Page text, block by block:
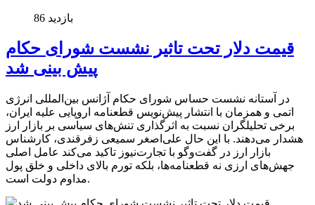
86 بازدید
قیمت دلار تحت تاثیر نشست شورای حکام
پیش بینی شد
در آستانه نشست حساس شورای حکام آژانس بین‌المللی انرژی
اتمی و همزمان با انتشار پیش‌نویس قطعنامه اروپایی علیه ایران،
برخی تحلیلگران نسبت به اثرگذاری تنش‌های سیاسی بر بازار ارز
هشدار می‌دهند. با این حال علی‌اصغر سمیعی‌ زفرقندی، کارشناس
بازار ارز در گفت‌وگو با تجارت‌نیوز تاکید می‌کند عامل اصلی
جهش‌های ارزی نه قطعنامه‌ها، بلکه تورم بالای داخلی و خلق پول
مداوم دولت است.